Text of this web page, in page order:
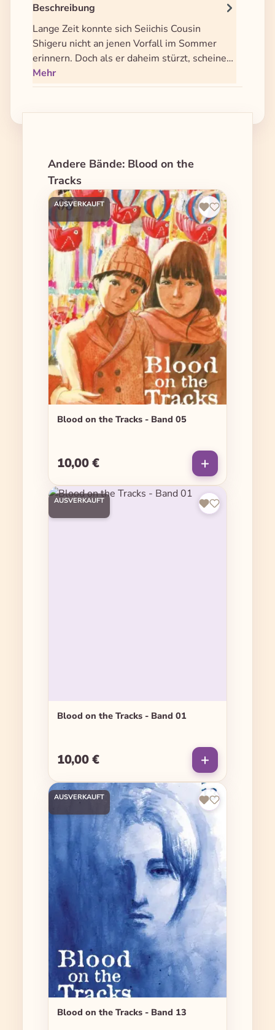
Beschreibung
Lange Zeit konnte sich Seiichis Cousin
Shigeru nicht an jenen Vorfall im Sommer
erinnern. Doch als er daheim stürzt, scheine…
Mehr
Produktgalerie überspringen
Andere Bände: Blood on the
Tracks
AUSVERKAUFT
Blood on the Tracks - Band 05
Regulärer Preis:
10,00 €
AUSVERKAUFT
Blood on the Tracks - Band 01
Regulärer Preis:
10,00 €
AUSVERKAUFT
Blood on the Tracks - Band 13